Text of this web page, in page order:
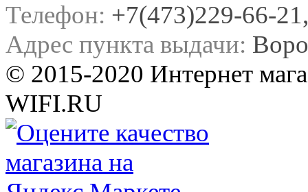
Телефон: +7(473)229-66-
Адрес пункта выдачи:
© 2015-2020 Интернет
WIFI.RU